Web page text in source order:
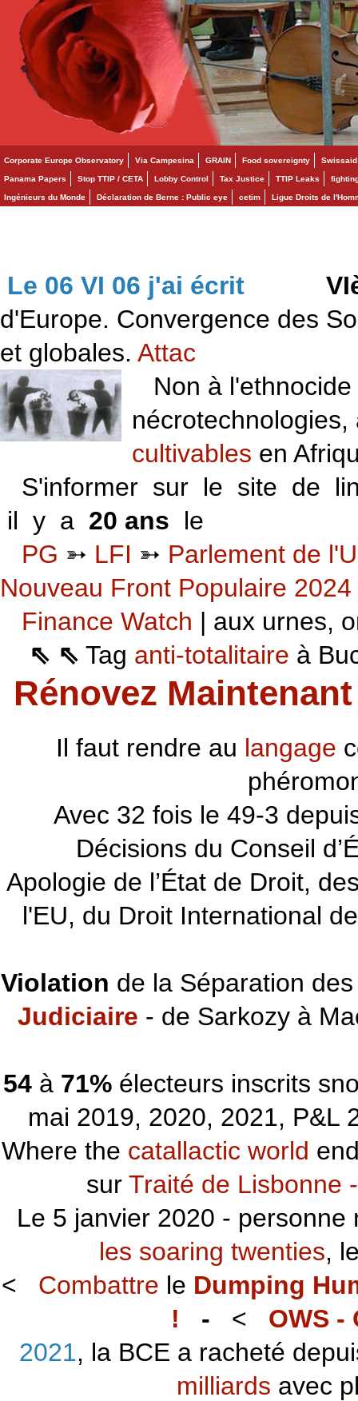
Corporate Europe Observatory Via Campesina GRAIN Food sovereignty Swissaid
Panama Papers Stop TTIP / CETA Lobby Control Tax Justice TTIP Leaks
Ingénieurs du Monde Déclaration de Berne : Public eye cetim Ligue Droits de
Le 06 VI 06 j'ai écrit
d'Europe. Convergence des
et globales. Attac
Non à l'ethnocide
cultivables en
S'informer sur le site de
il y a 20 ans le
PG ➳ LFI ➳ Parlement de
Nouveau Front Populaire 2024
Finance Watch | aux urnes,
⇖ ⇖ Tag anti-totalitaire à
Rénovez
Il faut rendre au langage
Avec 32 fois le 49-3
Décisions du Conseil
Apologie de l’État de Droit,
l'EU, du Droit International
Violation de la Séparation
Judiciaire - de Sarkozy à
54à 71%électeurs inscrits
mai 2019, 2020, 2021, P&L
Where the catallactic world
sur Traité de Lisbonne
Le 5 janvier 2020 -
les soaring twenties,
< Combattre le Dumping
! - < OWS -
2021, la BCE a racheté
milliards avec